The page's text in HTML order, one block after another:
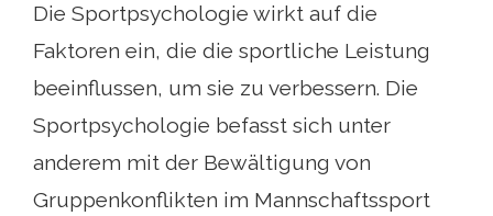
Die Sportpsychologie wirkt auf die
Faktoren ein, die die sportliche Leistung
beeinflussen, um sie zu verbessern. Die
Sportpsychologie befasst sich unter
anderem mit der Bewältigung von
Gruppenkonflikten im Mannschaftssport